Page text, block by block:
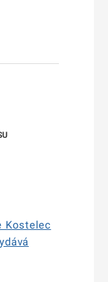
Kostelec